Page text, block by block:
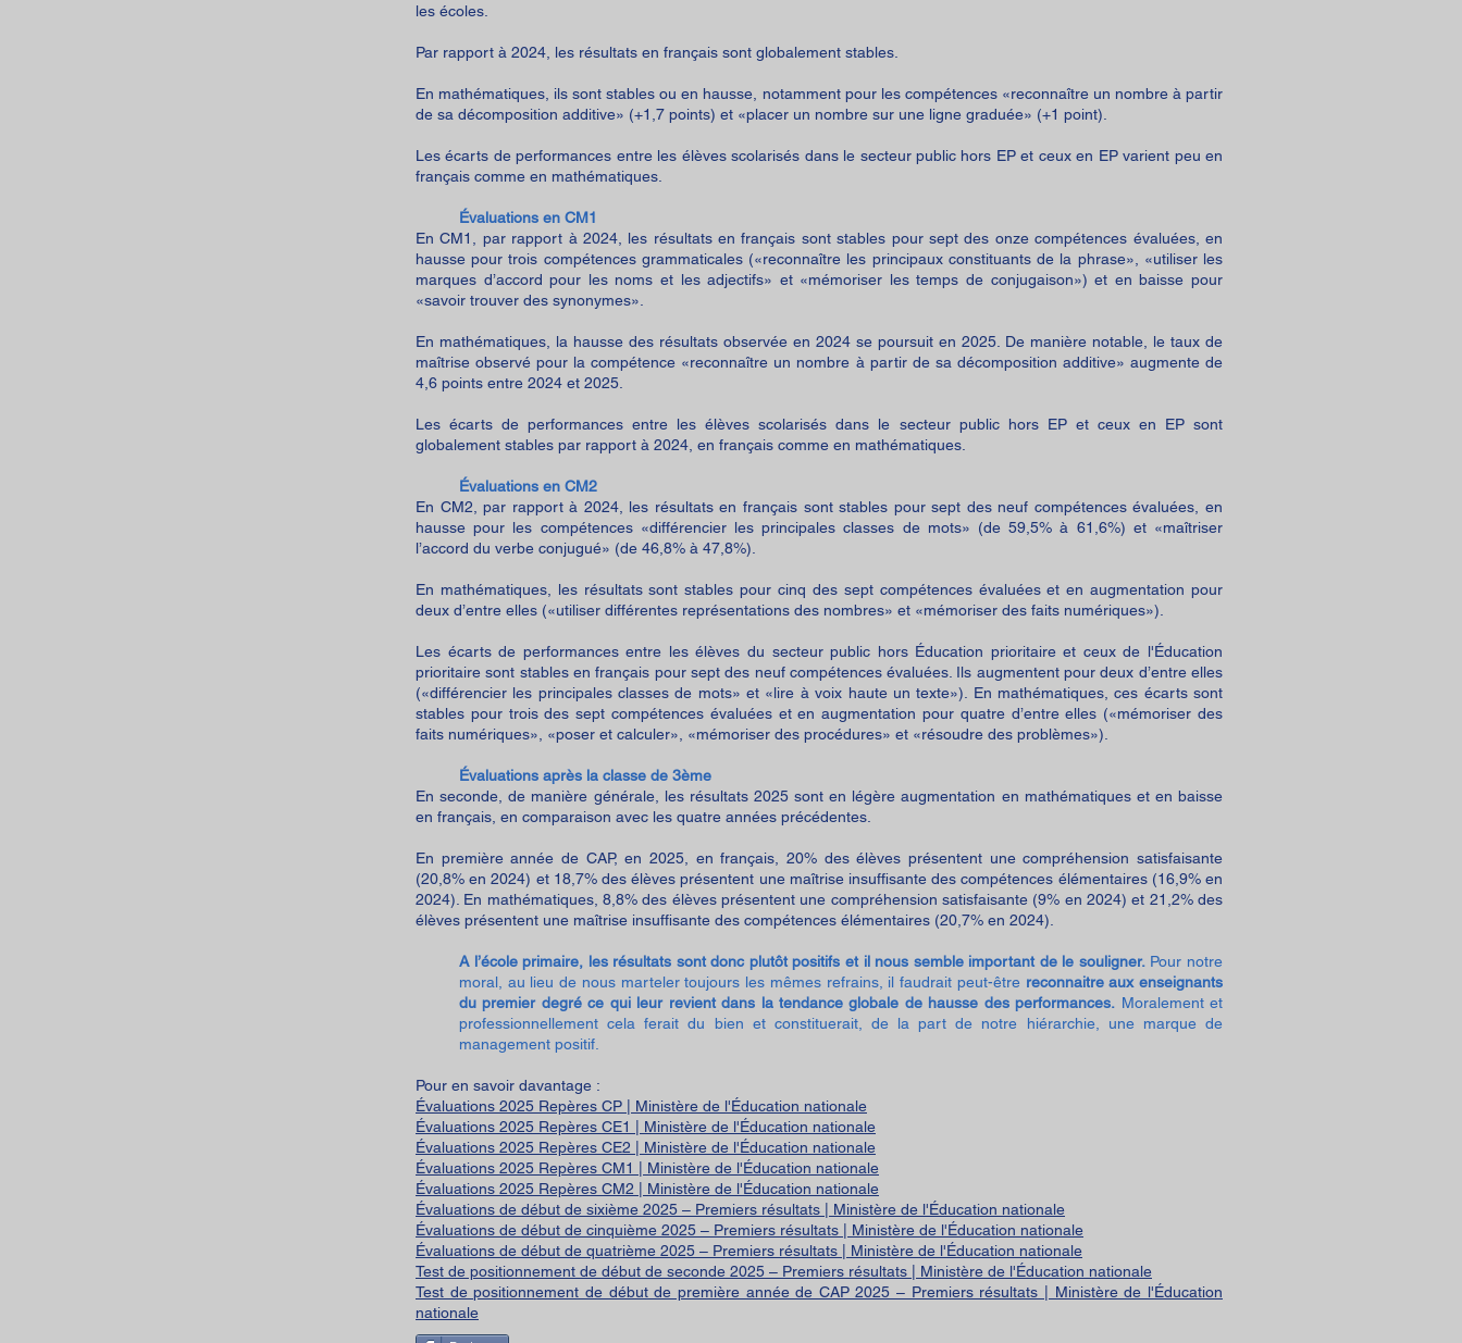
les écoles.
Par rapport à 2024, les résultats en français sont globalement stables.
En mathématiques, ils sont stables ou en hausse, notamment pour les compétences «reconnaître un nombre à partir
de sa décomposition additive» (+1,7 points) et «placer un nombre sur une ligne graduée» (+1 point).
Les écarts de performances entre les élèves scolarisés dans le secteur public hors EP et ceux en EP varient peu en
français comme en mathématiques.
Évaluations en CM1
En CM1, par rapport à 2024, les résultats en français sont stables pour sept des onze compétences évaluées, en
hausse pour trois compétences grammaticales («reconnaître les principaux constituants de la phrase», «utiliser les
marques d’accord pour les noms et les adjectifs» et «mémoriser les temps de conjugaison») et en baisse pour
«savoir trouver des synonymes».
En mathématiques, la hausse des résultats observée en 2024 se poursuit en 2025. De manière notable, le taux de
maîtrise observé pour la compétence «reconnaître un nombre à partir de sa décomposition additive» augmente de
4,6 points entre 2024 et 2025.
Les écarts de performances entre les élèves scolarisés dans le secteur public hors EP et ceux en EP sont
globalement stables par rapport à 2024, en français comme en mathématiques.
Évaluations en CM2
En CM2, par rapport à 2024, les résultats en français sont stables pour sept des neuf compétences évaluées, en
hausse pour les compétences «différencier les principales classes de mots» (de 59,5% à 61,6%) et «maîtriser
l’accord du verbe conjugué» (de 46,8% à 47,8%).
En mathématiques, les résultats sont stables pour cinq des sept compétences évaluées et en augmentation pour
deux d’entre elles («utiliser différentes représentations des nombres» et «mémoriser des faits numériques»).
Les écarts de performances entre les élèves du secteur public hors Éducation prioritaire et ceux de l'Éducation
prioritaire sont stables en français pour sept des neuf compétences évaluées. Ils augmentent pour deux d’entre elles
(«différencier les principales classes de mots» et «lire à voix haute un texte»). En mathématiques, ces écarts sont
stables pour trois des sept compétences évaluées et en augmentation pour quatre d’entre elles («mémoriser des
faits numériques», «poser et calculer», «mémoriser des procédures» et «résoudre des problèmes»).
Évaluations après la classe de 3ème
En seconde, de manière générale, les résultats 2025 sont en légère augmentation en mathématiques et en baisse
en français, en comparaison avec les quatre années précédentes.
En première année de CAP, en 2025, en français, 20% des élèves présentent une compréhension satisfaisante
(20,8% en 2024) et 18,7% des élèves présentent une maîtrise insuffisante des compétences élémentaires (16,9% en
2024). En mathématiques, 8,8% des élèves présentent une compréhension satisfaisante (9% en 2024) et 21,2% des
élèves présentent une maîtrise insuffisante des compétences élémentaires (20,7% en 2024).
A l’école primaire, les résultats sont donc plutôt positifs et il nous semble important de le souligner. Pour notre
moral, au lieu de nous marteler toujours les mêmes refrains, il faudrait peut-être reconnaitre aux enseignants
du premier degré ce qui leur revient dans la tendance globale de hausse des performances. Moralement et
professionnellement cela ferait du bien et constituerait, de la part de notre hiérarchie, une marque de
management positif.
Pour en savoir davantage :
Évaluations 2025 Repères CP | Ministère de l'Éducation nationale
Évaluations 2025 Repères CE1 | Ministère de l'Éducation nationale
Évaluations 2025 Repères CE2 | Ministère de l'Éducation nationale
Évaluations 2025 Repères CM1 | Ministère de l'Éducation nationale
Évaluations 2025 Repères CM2 | Ministère de l'Éducation nationale
Évaluations de début de sixième 2025 – Premiers résultats | Ministère de l'Éducation nationale
Évaluations de début de cinquième 2025 – Premiers résultats | Ministère de l'Éducation nationale
Évaluations de début de quatrième 2025 – Premiers résultats | Ministère de l'Éducation nationale
Test de positionnement de début de seconde 2025 – Premiers résultats | Ministère de l'Éducation nationale
Test de positionnement de début de première année de CAP 2025 – Premiers résultats | Ministère de l'Éducation
nationale